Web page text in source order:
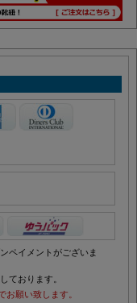
ペイメントがございま
ております。
願い致します。